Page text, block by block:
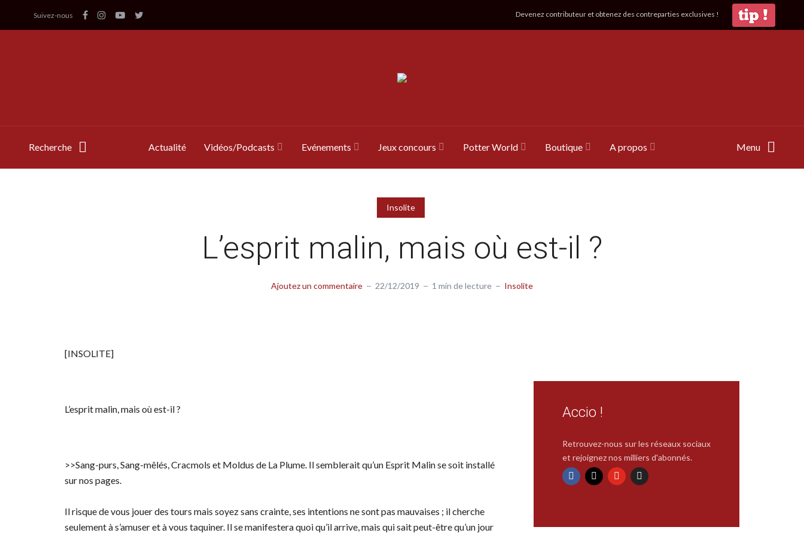
Suivez-nous Devenez contributeur et obtenez des contreparties exclusives !
Recherche Actualité Vidéos/Podcasts Evénements Jeux concours Potter World Boutique A propos Menu
Insolite
L’esprit malin, mais où est-il ?
Ajoutez un commentaire 22/12/2019 1 min de lecture Insolite
[INSOLITE]
L’esprit malin, mais où est-il ?
>>Sang-purs, Sang-mêlés, Cracmols et Moldus de La Plume. Il semblerait qu’un Esprit Malin se soit installé
sur nos pages.
Il risque de vous jouer des tours mais soyez sans crainte, ses intentions ne sont pas mauvaises ; il cherche
seulement à s’amuser et à vous taquiner. Il se manifestera quoi qu’il arrive, mais qui sait peut-être qu’un jour
Accio !
Retrouvez-nous sur les réseaux sociaux
et rejoignez nos milliers d'abonnés.